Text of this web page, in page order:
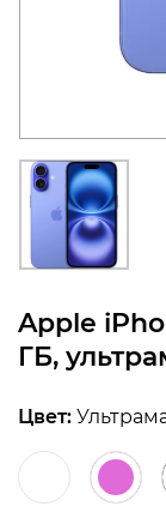
Apple
ГБ,
Цвет:
+7
(c